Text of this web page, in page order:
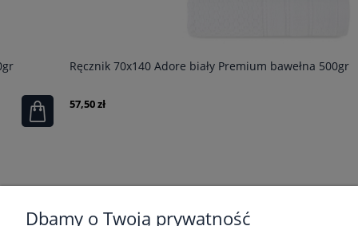
Ręcznik 70x140 Adore biały Premium bawełna 500gr
57,50 zł
Dbamy o Twoją prywatność